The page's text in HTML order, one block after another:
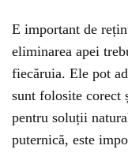
E important de
eliminarea apei
fiecăruia. Ele pot
sunt folosite corect
pentru soluții
puternică, este